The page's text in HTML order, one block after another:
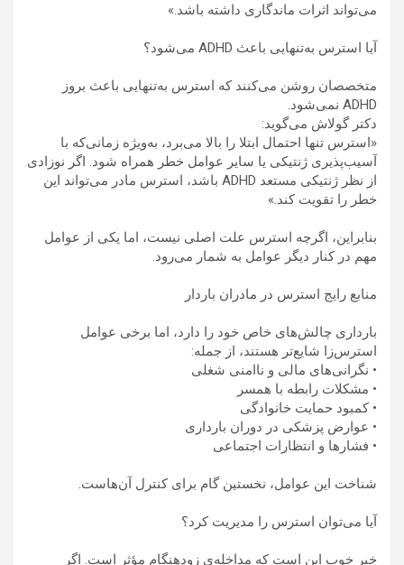
می‌تواند اثرات ماندگاری داشته باشد.»
آیا استرس به‌تنهایی باعث ADHD می‌شود؟
متخصصان روشن می‌کنند که استرس به‌تنهایی باعث بروز
ADHD نمی‌شود.
دکتر گولاش می‌گوید:
«استرس تنها احتمال ابتلا را بالا می‌برد، به‌ویژه زمانی‌که با
آسیب‌پذیری ژنتیکی یا سایر عوامل خطر همراه شود. اگر نوزادی
از نظر ژنتیکی مستعد ADHD باشد، استرس مادر می‌تواند این
خطر را تقویت کند.»
بنابراین، اگرچه استرس علت اصلی نیست، اما یکی از عوامل
مهم در کنار دیگر عوامل به شمار می‌رود.
منابع رایج استرس در مادران باردار
بارداری چالش‌های خاص خود را دارد، اما برخی عوامل
استرس‌زا شایع‌تر هستند، از جمله:
• نگرانی‌های مالی و ناامنی شغلی
• مشکلات رابطه با همسر
• کمبود حمایت خانوادگی
• عوارض پزشکی در دوران بارداری
• فشارها و انتظارات اجتماعی
شناخت این عوامل، نخستین گام برای کنترل آن‌هاست.
آیا می‌توان استرس را مدیریت کرد؟
خبر خوب این است که مداخله‌ی زودهنگام مؤثر است. اگر